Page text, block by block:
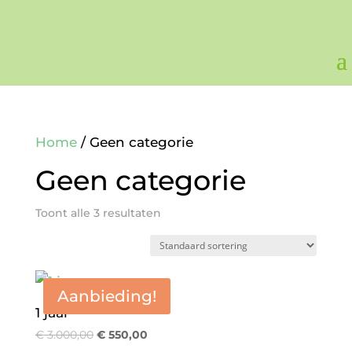
Home/ Geen categorie
Geen categorie
Toont alle 3 resultaten
Aanbieding!
1 jaar
€3.000,00 Oorspronkelijke
€550,00Huidige